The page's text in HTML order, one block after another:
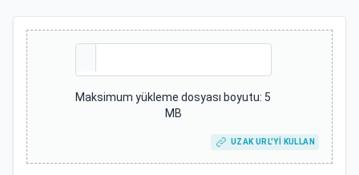
Maksimum yükleme dosyası boyutu: 5
MB
UZAK URL'YI KULLAN